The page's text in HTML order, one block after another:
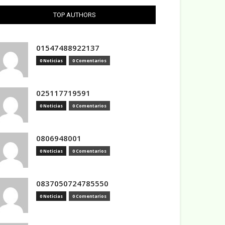
TOP AUTHORS
01547488922137
0 Noticias 0 Comentarios
025117719591
0 Noticias 0 Comentarios
0806948001
0 Noticias 0 Comentarios
0837050724785550
0 Noticias 0 Comentarios